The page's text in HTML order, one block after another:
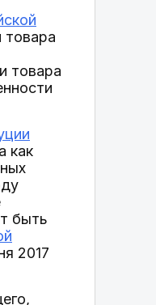
товара
товара
как
быть
2017